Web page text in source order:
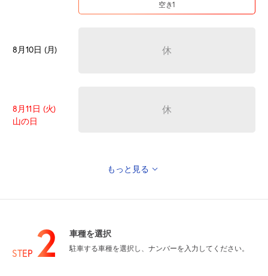
空き1
8月10日 (月) 休
8月11日 (火)
山の日
休
8月13日 (木) ¥600
もっと見る
STEP 2 車種を選択
駐車する車種を選択し、ナンバーを入力してください。